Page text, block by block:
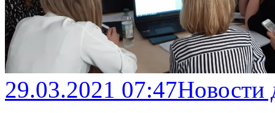
29.03.2021 07:47